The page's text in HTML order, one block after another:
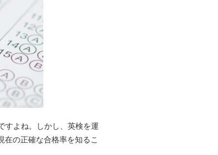
すよね。しかし、英検を運
の正確な合格率を知るこ